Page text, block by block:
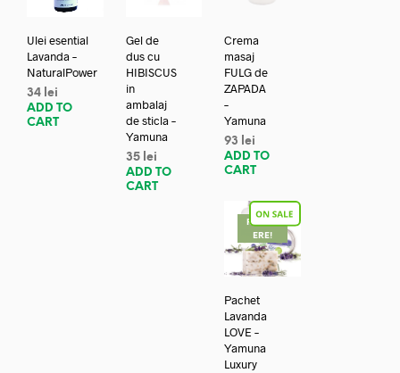
Ulei esential
Lavanda –
NaturalPower
34 lei
ADD TO
CART
Gel de
dus cu
HIBISCUS
in
ambalaj
de sticla –
Yamuna
35 lei
ADD TO
CART
Crema
masaj
FULG de
ZAPADA
–
Yamuna
93
lei
ADD TO
CART
REDUC
ERE!
Pachet
Lavanda
LOVE –
Yamuna
Luxury